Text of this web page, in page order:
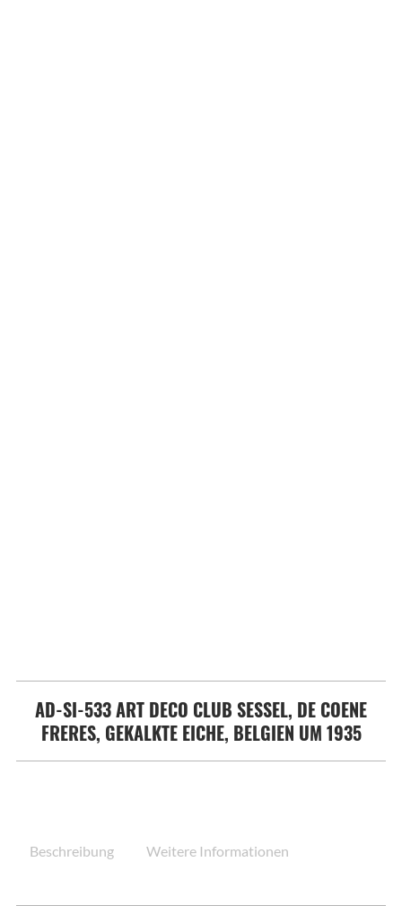
AD-SI-533 ART DECO CLUB SESSEL, DE COENE
FRERES, GEKALKTE EICHE, BELGIEN UM 1935
Beschreibung Weitere Informationen